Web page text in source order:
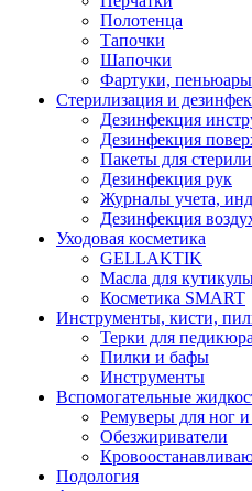
Полотенца
Тапочки
Шапочки
Фартуки, пеньюары
Стерилизация и
Дезинфекция
Дезинфекция
Пакеты для
Дезинфекция рук
Журналы учета,
Дезинфекция
Уходовая косметика
GELLAKTIK
Масла для
Косметика SMART
Инструменты, кисти,
Терки для педикюра
Пилки и бафы
Инструменты
Вспомогательные
Ремуверы для ног
Обезжириватели
Подология